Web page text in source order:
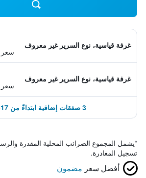
غرفة قياسية، نوع السرير غير معروف
سعر
غرفة قياسية، نوع السرير غير معروف
سعر
3 صفقات إضافية ابتداءً من 317 ﷼
*يشمل المجموع الضرائب المحلية المقدرة
تسجيل المغادرة.
أفضل سعر مضمون